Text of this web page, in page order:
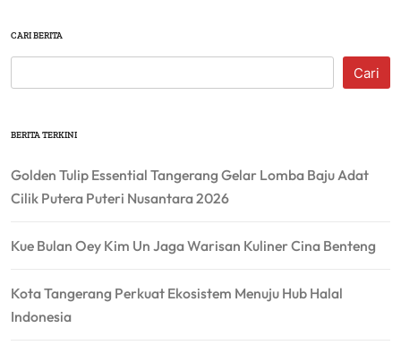
CARI BERITA
Cari
BERITA TERKINI
Golden Tulip Essential Tangerang Gelar Lomba Baju Adat
Cilik Putera Puteri Nusantara 2026
Kue Bulan Oey Kim Un Jaga Warisan Kuliner Cina Benteng
Kota Tangerang Perkuat Ekosistem Menuju Hub Halal
Indonesia